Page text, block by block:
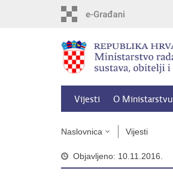
Vijesti O Ministarstvu
Naslovnica Vijesti
Objavljeno: 10.11.2016.